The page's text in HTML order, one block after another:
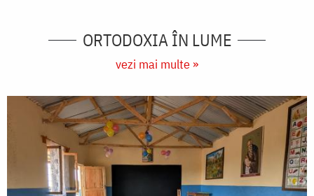
ORTODOXIA ÎN LUME
vezi mai multe »